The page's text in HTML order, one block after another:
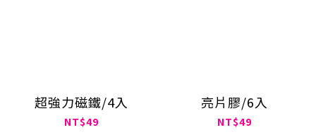
超強力磁鐵/4入
NT$49
亮片膠/6入
NT$49